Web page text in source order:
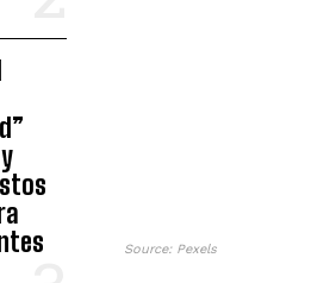
Source: Pexels